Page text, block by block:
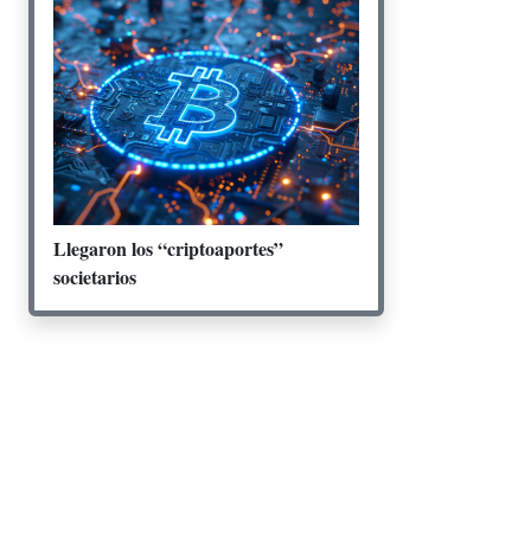
Llegaron los “criptoaportes”
societarios